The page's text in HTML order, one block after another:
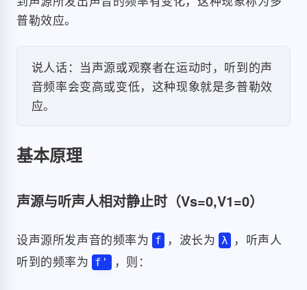
普勒效应。
说人话：当声源或观察者在运动时，听到的声
音频率会变高或变低，这种现象就是多普勒效
应。
基本原理
声源与听声人相对静止时（Vs=0,V1=0）
设声源所发声音的频率为 f ，波长为 λ
，听声人
听到的频率为 f' ，则：